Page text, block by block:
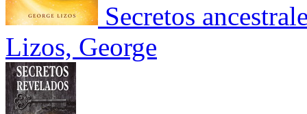
Secretos
Lizos, George